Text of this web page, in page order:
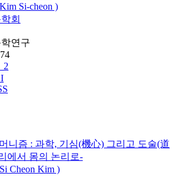
Kim Si-cheon )
회
연구
2
니즘 : 과학, 기심(機心) 그리고 도술(道
에서 몸의 논리로-
Si Cheon Kim )